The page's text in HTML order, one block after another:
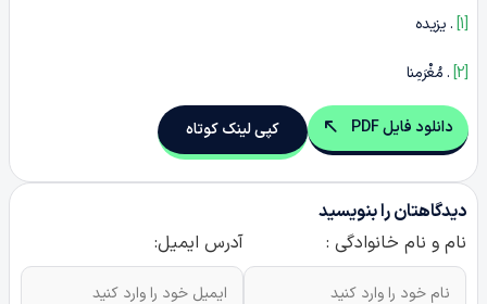
[1] . یزیده
[2] . مُغْرَمِنا
دانلود فایل PDF کپی لینک کوتاه
دیدگاهتان را بنویسید
نام و نام خانوادگی :
آدرس ایمیل: